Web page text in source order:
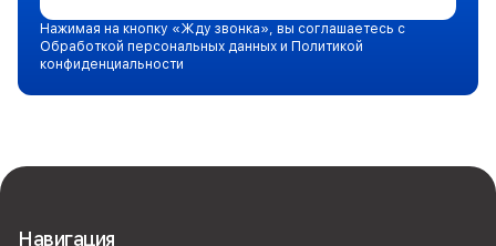
Нажимая на кнопку «Жду звонка», вы соглашаетесь с
Обработкой персональных данных и Политикой
конфиденциальности
Навигация